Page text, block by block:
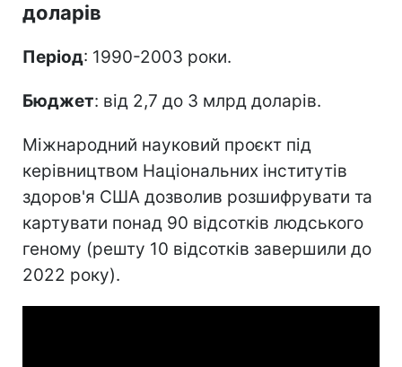
доларів
Період: 1990-2003 роки.
Бюджет: від 2,7 до 3 млрд доларів.
Міжнародний науковий проєкт під
керівництвом Національних інститутів
здоров'я США дозволив розшифрувати та
картувати понад 90 відсотків людського
геному (решту 10 відсотків завершили до
2022 року).